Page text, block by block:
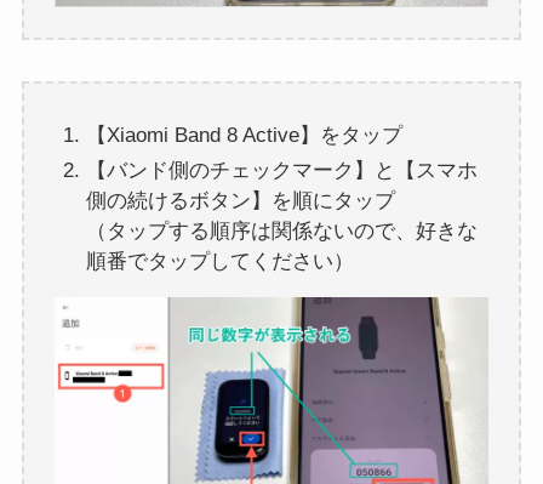
【Xiaomi Band 8 Active】をタップ
【バンド側のチェックマーク】と【スマホ
側の続けるボタン】を順にタップ
（タップする順序は関係ないので、好きな
順番でタップしてください）